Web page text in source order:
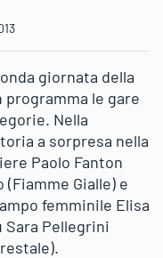
giornata della
programma le gare
Nella
a sorpresa nella
Paolo Fanton
Gialle) e
femminile Elisa
Sara Pellegrini